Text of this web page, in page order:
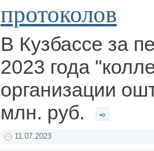
протоколов
В Кузбассе за
2023 года
организации
млн. руб.
11.07.2023